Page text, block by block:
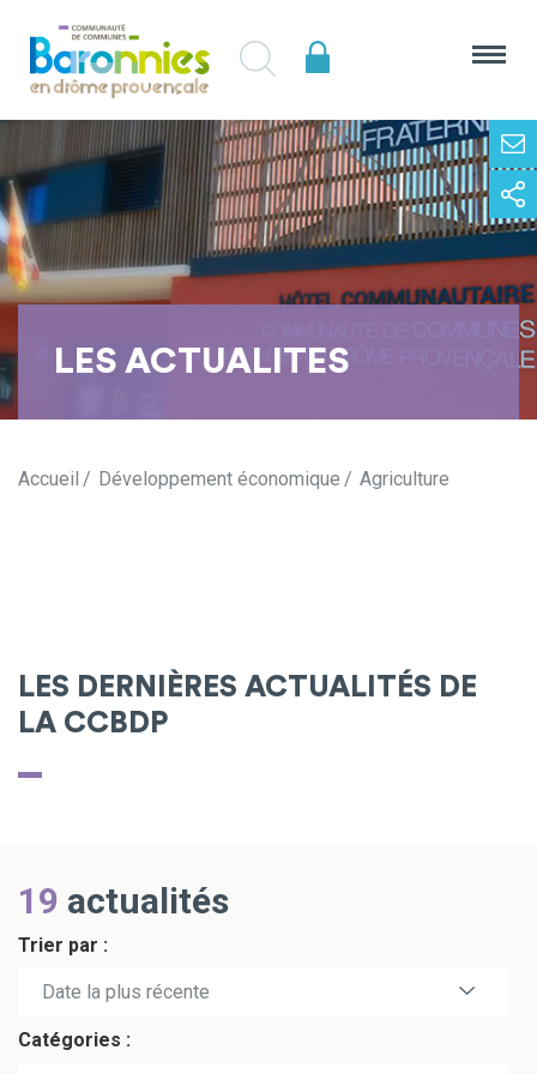
LES ACTUALITES
Accueil Développement économique Agriculture
LES DERNIÈRES ACTUALITÉS DE
LA CCBDP
19 actualités
Trier par :
Date la plus récente
Date la plus ancienne
Catégories :